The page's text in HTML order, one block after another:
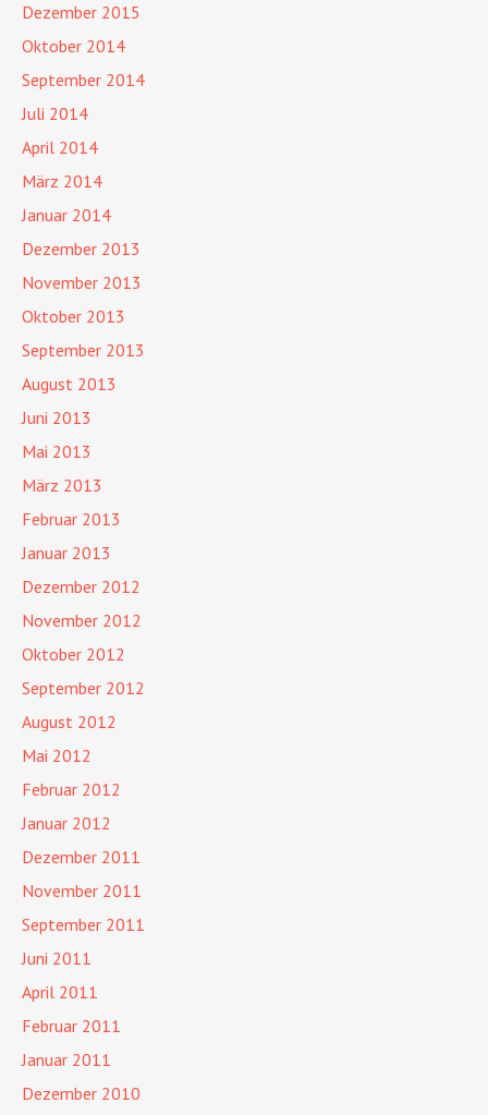
Dezember 2015
Oktober 2014
September 2014
Juli 2014
April 2014
März 2014
Januar 2014
Dezember 2013
November 2013
Oktober 2013
September 2013
August 2013
Juni 2013
Mai 2013
März 2013
Februar 2013
Januar 2013
Dezember 2012
November 2012
Oktober 2012
September 2012
August 2012
Mai 2012
Februar 2012
Januar 2012
Dezember 2011
November 2011
September 2011
Juni 2011
April 2011
Februar 2011
Januar 2011
Dezember 2010